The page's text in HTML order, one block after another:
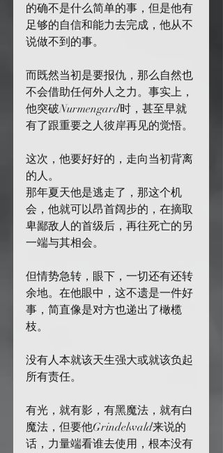
的确不是什么简单的事，但是他有
足够的自信和能力去完成，他从不
说做不到的事。
而既然当初是要报仇，那么自然也
不会借助任何外人之力。事实上，
他突破Nurmengard时，甚至早就
有了跟重要之人彼岸再见的觉悟。
这次，他要好好的，走向当初背离
的人。
那年夏天他是逃走了，那这个机
会，他就可以昂首阔步的，在摘取
卑鄙敌人的首级后，再往死亡的另
一端与其相会。
但情势急转，眼下，一切还有还转
余地。在他眼中，这不遗是一件好
事，简直像是对方也递出了橄榄
枝。
没有人本就该天生强大或就该负起
所有责任。
有光，就有影，有黑魔法，就有白
魔法，但要他Grindelwald来说的
话，力量端看谁去使用，根本没有